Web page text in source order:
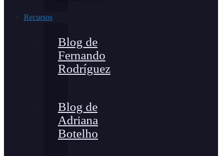
Recursos
Blog de
Fernando
Rodríguez
Blog de
Adriana
Botelho